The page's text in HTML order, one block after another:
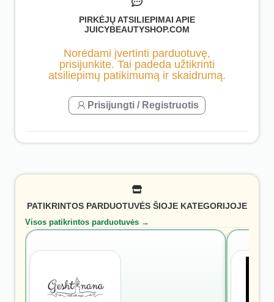
PIRKĖJŲ ATSILIEPIMAI APIE
JUICYBEAUTYSHOP.COM
Norėdami įvertinti parduotuvę,
prisijunkite. Tai padeda užtikrinti
atsiliepimų patikimumą ir skaidrumą.
Prisijungti / Registruotis
PATIKRINTOS PARDUOTUVĖS ŠIOJE KATEGORIJOJE
Visos patikrintos parduotuvės →